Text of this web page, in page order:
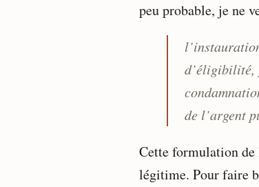
peu probable, je ne
d’éligibilité,
de l’argent
Cette formulation
légitime. Pour faire